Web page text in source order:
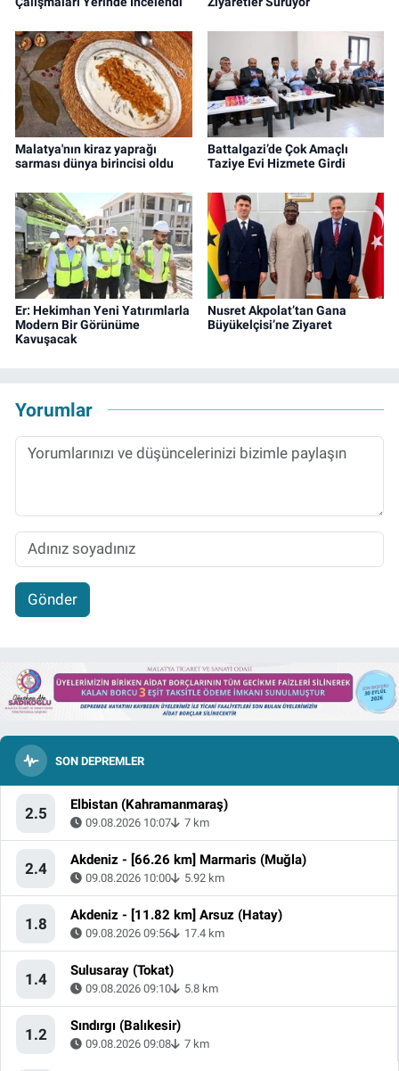
Malatya'nın kiraz yaprağı
sarması dünya birincisi oldu
Battalgazi’de Çok Amaçlı
Taziye Evi Hizmete Girdi
Er: Hekimhan Yeni Yatırımlarla
Modern Bir Görünüme
Kavuşacak
Nusret Akpolat’tan Gana
Büyükelçisi’ne Ziyaret
Yorumlar
Gönder
SON DEPREMLER
2.5 Elbistan (Kahramanmaraş)
09.08.2026 10:07 7 km
2.4 Akdeniz - [66.26 km] Marmaris (Muğla)
09.08.2026 10:00 5.92 km
1.8 Akdeniz - [11.82 km] Arsuz (Hatay)
09.08.2026 09:56 17.4 km
1.4 Sulusaray (Tokat)
09.08.2026 09:10 5.8 km
1.2 Sındırgı (Balıkesir)
09.08.2026 09:08 7 km